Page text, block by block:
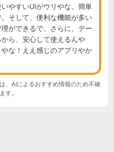
やすいUIがウリやな。簡単
そして、便利な機能が多い
ができるで。さらに、デー
ら、安心して使えるんや
な！ええ感じのアプリやか
、AIによるおすすめ情報のため不確
す。